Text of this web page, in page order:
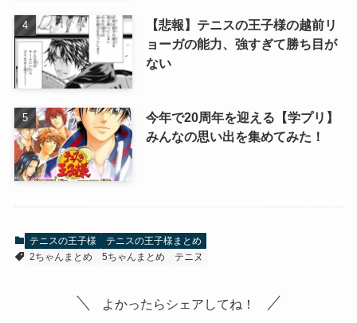
【悲報】テニスの王子様の越前リ
ョーガの能力、強すぎて勝ち目が
ない
今年で20周年を迎える【学プリ】
みんなの思い出を集めてみた！
テニスの王子様
テニスの王子様まとめ
2ちゃんまとめ
5ちゃんまとめ テニヌ
よかったらシェアしてね！